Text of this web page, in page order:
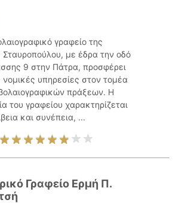
γραφείο της
Σταυροπούλου, με έδρα την οδό
9 στην Πάτρα, προσφέρει
νομικές υπηρεσίες στον τομέα
πράξεων. Η
του γραφείου χαρακτηρίζεται
και συνέπεια, ...
Γραφείο Ερμή Π.